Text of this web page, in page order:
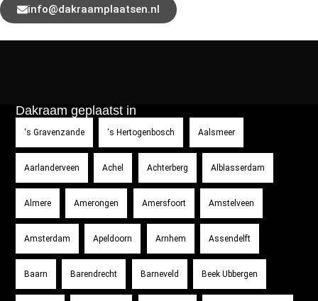
info@dakraamplaatsen.nl
Dakraam geplaatst in
‘s Gravenzande ‘s Hertogenbosch Aalsmeer
Aarlanderveen Achel Achterberg Alblasserdam
Almere Amerongen Amersfoort Amstelveen
Amsterdam Apeldoorn Arnhem Assendelft
Baarn Barendrecht Barneveld Beek Ubbergen